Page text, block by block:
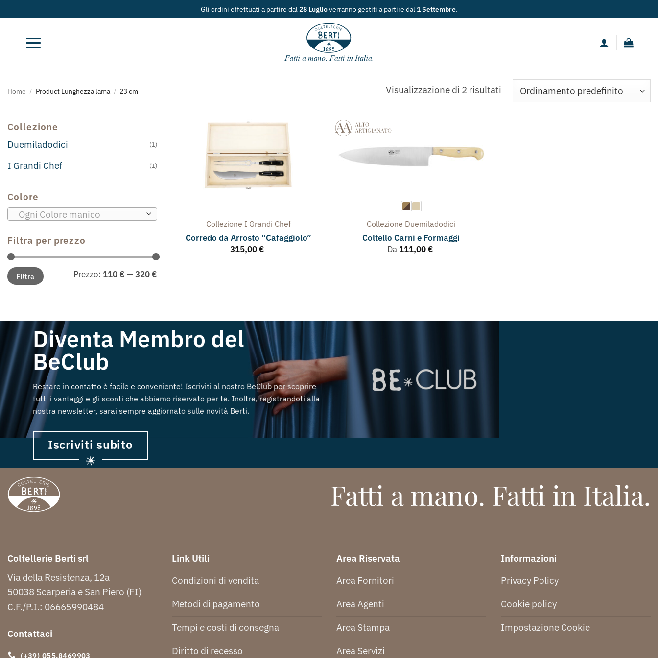
ai
contenuti
Gli ordini effettuati a partire dal28 Luglioverranno gestiti a partire dal1 Settembre.
Home / Product Lunghezza lama / 23 cm Visualizzazione di 2 risultati
Collezione
Duemiladodici
(1)
I Grandi Chef (1)
Colore
Ogni Colore manico
Filtra per prezzo
Prezzo
Min
Prezzo
MaxFiltra Prezzo: 110 € —320 €
Collezione I Grandi Chef
Corredo da Arrosto “Cafaggiolo”
315,00 €
Collezione Duemiladodici
Coltello Carni e Formaggi
Da 111,00 €
Diventa Membro del
BeClub
Restare in contatto è facile e conveniente! Iscriviti al nostro BeClub per scoprire
tutti i vantaggi e gli sconti che abbiamo riservato per te. Inoltre, registrandoti alla
nostra newsletter, sarai sempre aggiornato sulle novità Berti.
Iscriviti subito
Fatti a mano. Fatti in Italia.
Coltellerie Berti srl
Via della Resistenza, 12a
50038 Scarperia e San Piero (FI)
C.F./P.I.: 06665990484
Contattaci
(+39) 055.8469903
Link Utili
Condizioni di vendita
Metodi di pagamento
Tempi e costi di consegna
Diritto di recesso
Area Riservata
Area Fornitori
Area Agenti
Area Stampa
Area Servizi
Informazioni
Privacy Policy
Cookie policy
Impostazione Cookie